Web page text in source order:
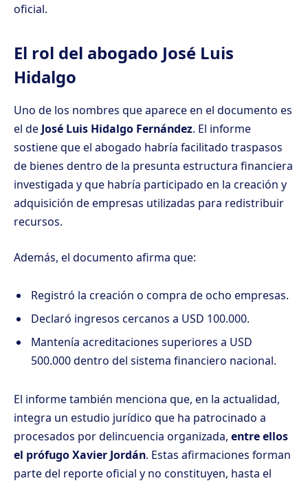
oficial.
El rol del abogado José Luis
Hidalgo
Uno de los nombres que aparece en el documento es
el de José Luis Hidalgo Fernández. El informe
sostiene que el abogado habría facilitado traspasos
de bienes dentro de la presunta estructura financiera
investigada y que habría participado en la creación y
adquisición de empresas utilizadas para redistribuir
recursos.
Además, el documento afirma que:
Registró la creación o compra de ocho empresas.
Declaró ingresos cercanos a USD 100.000.
Mantenía acreditaciones superiores a USD
500.000 dentro del sistema financiero nacional.
El informe también menciona que, en la actualidad,
integra un estudio jurídico que ha patrocinado a
procesados por delincuencia organizada, entre ellos
el prófugo Xavier Jordán. Estas afirmaciones forman
parte del reporte oficial y no constituyen, hasta el